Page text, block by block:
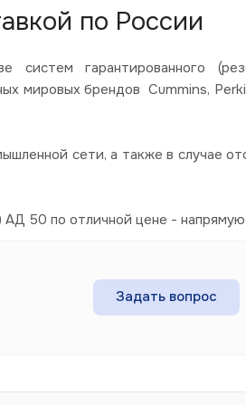
по России
гарантированного
мировых брендов Cummins,
сети, а также в случае
АД 50 по отличной цене -
Задать вопрос